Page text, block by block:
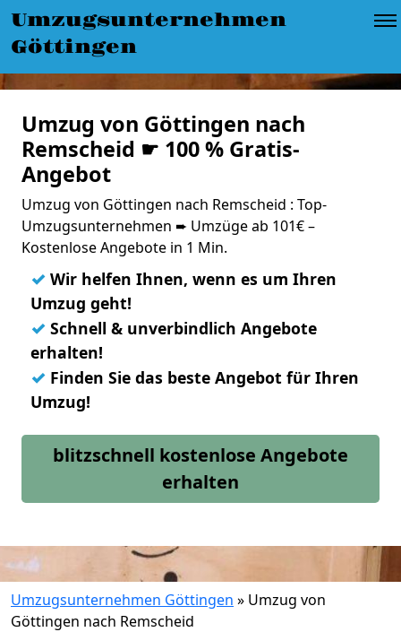
Umzugsunternehmen
Göttingen
Umzug von Göttingen nach
Remscheid ☛ 100 % Gratis-
Angebot
Umzug von Göttingen nach Remscheid : Top-
Umzugsunternehmen ➨ Umzüge ab 101€ –
Kostenlose Angebote in 1 Min.
✓ Wir helfen Ihnen, wenn es um Ihren
Umzug geht!
✓ Schnell & unverbindlich Angebote
erhalten!
✓ Finden Sie das beste Angebot für Ihren
Umzug!
blitzschnell kostenlose Angebote
erhalten
Umzugsunternehmen Göttingen » Umzug von
Göttingen nach Remscheid